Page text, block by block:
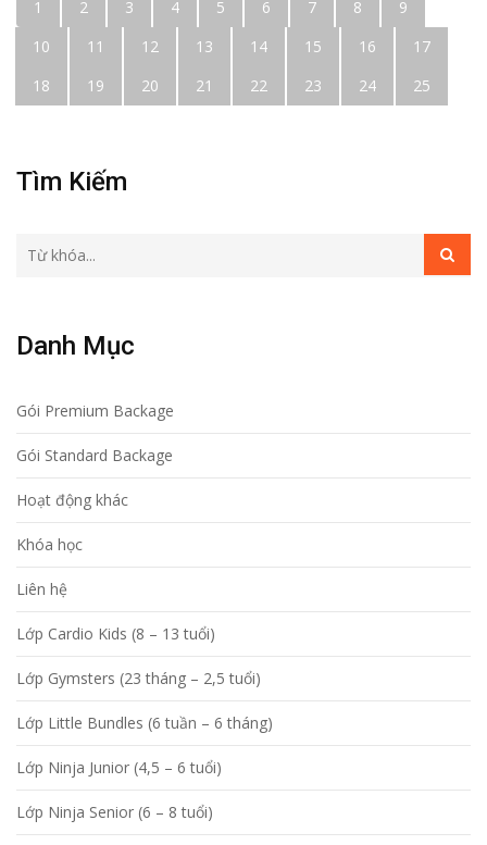
1 2 3 4 5 6 7 8
9
10
11 12 13 14 15 16
17
18
19 20 21 22 23 24 25
Tìm Kiếm
Danh Mục
Gói Premium Backage
Gói Standard Backage
Hoạt động khác
Khóa học
Liên hệ
Lớp Cardio Kids (8 – 13 tuổi)
Lớp Gymsters (23 tháng – 2,5 tuổi)
Lớp Little Bundles (6 tuần – 6 tháng)
Lớp Ninja Junior (4,5 – 6 tuổi)
Lớp Ninja Senior (6 – 8 tuổi)